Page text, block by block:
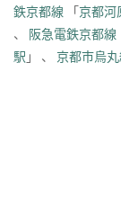
鉄京都線 「京都河
、 阪急電鉄京都線
駅 」 、 京都市烏